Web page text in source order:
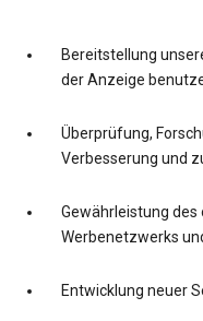
Bereitstellung
der Anzeige
Überprüfung,
Verbesserung und
Gewährleistung
Werbenetzwerks
Entwicklung neuer